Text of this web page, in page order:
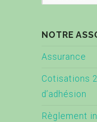
NOTRE
Assurance
Cotisations
d’adhésion
Règlement